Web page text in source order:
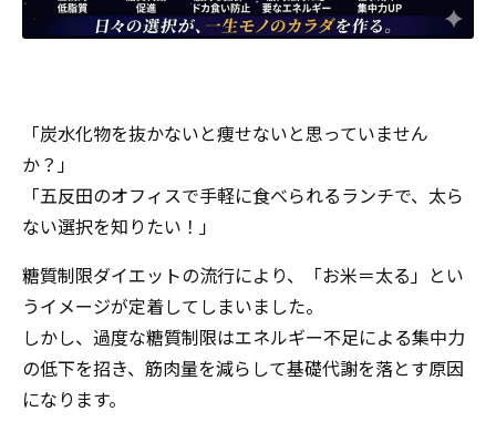
「炭水化物を抜かないと痩せないと思っていません
か？」
「五反田のオフィスで手軽に食べられるランチで、太ら
ない選択を知りたい！」
糖質制限ダイエットの流行により、「お米＝太る」とい
うイメージが定着してしまいました。
しかし、過度な糖質制限はエネルギー不足による集中力
の低下を招き、筋肉量を減らして基礎代謝を落とす原因
になります。